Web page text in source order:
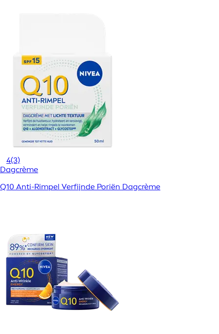
4(3)
Dagcrème
Q10 Anti-Rimpel Verfijnde Poriën Dagcrème